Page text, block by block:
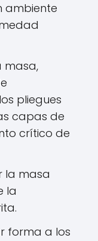
ambiente
masa,
pliegues
capas de
crítico de
la masa
la
forma a los